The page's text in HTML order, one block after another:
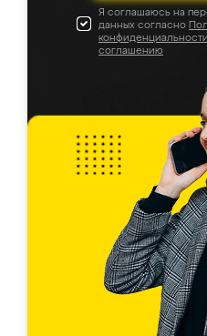
Я соглашаюсь на
данных согласно
конфиденциальности
соглашению